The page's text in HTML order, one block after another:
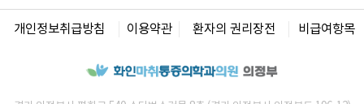
개인정보취급방침 이용약관 환자의 권리장전 비급여항목